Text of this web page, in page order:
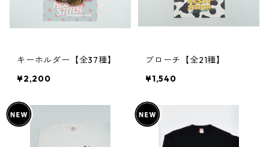
キーホルダー【全37種】
¥2,200
ブローチ【全21種】
¥1,540